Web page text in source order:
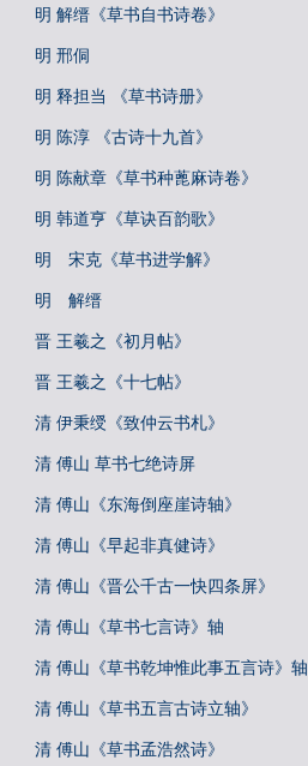
明 解缙《草书自书诗卷》
明 邢侗
明 释担当 《草书诗册》
明 陈淳 《古诗十九首》
明 陈献章《草书种蓖麻诗卷》
明 韩道亨《草诀百韵歌》
明 宋克《草书进学解》
明 解缙
晋 王羲之《初月帖》
晋 王羲之《十七帖》
清 伊秉绶《致仲云书札》
清 傅山 草书七绝诗屏
清 傅山《东海倒座崖诗轴》
清 傅山《早起非真健诗》
清 傅山《晋公千古一快四条屏》
清 傅山《草书七言诗》轴
清 傅山《草书乾坤惟此事五言诗》轴
清 傅山《草书五言古诗立轴》
清 傅山《草书孟浩然诗》